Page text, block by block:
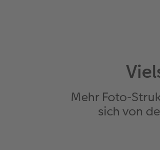
Mehr Foto-
sich von